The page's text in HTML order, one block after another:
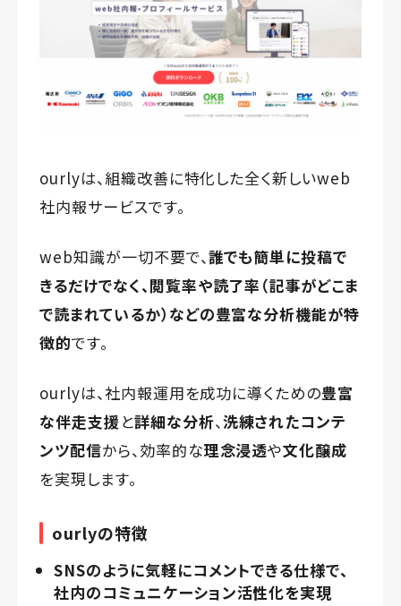
ourlyは、組織改善に特化した全く新しいweb
社内報サービスです。
web知識が一切不要で、誰でも簡単に投稿で
きるだけでなく、閲覧率や読了率（記事がどこま
で読まれているか）などの豊富な分析機能が特
徴的です。
ourlyは、社内報運用を成功に導くための豊富
な伴走支援 と詳細な分析、洗練されたコンテ
ンツ配信から、効率的な理念浸透や文化醸成
を実現します。
ourlyの特徴
SNSのように気軽にコメントできる仕様で、
社内のコミュニケーション活性化を実現